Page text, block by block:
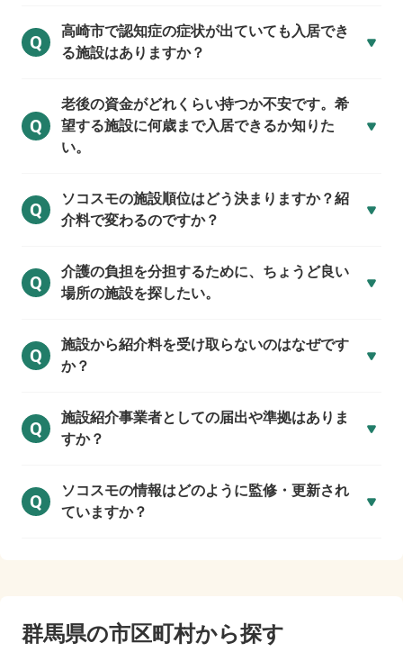
Q
高崎市で認知症の症状が出ていても入居でき
る施設はありますか？
Q
老後の資金がどれくらい持つか不安です。希
望する施設に何歳まで入居できるか知りた
い。
Q
ソコスモの施設順位はどう決まりますか？紹
介料で変わるのですか？
Q
介護の負担を分担するために、ちょうど良い
場所の施設を探したい。
Q
施設から紹介料を受け取らないのはなぜです
か？
Q
施設紹介事業者としての届出や準拠はありま
すか？
Q
ソコスモの情報はどのように監修・更新され
ていますか？
群馬県の市区町村から探す